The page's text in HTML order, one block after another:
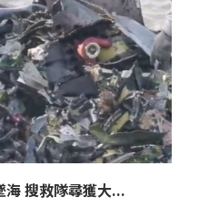
海 搜救隊尋獲大...